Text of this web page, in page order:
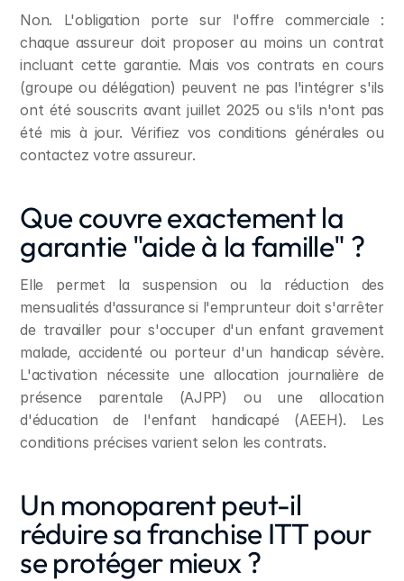
Non. L'obligation porte sur l'offre commerciale :
chaque assureur doit proposer au moins un contrat
incluant cette garantie. Mais vos contrats en cours
(groupe ou délégation) peuvent ne pas l'intégrer s'ils
ont été souscrits avant juillet 2025 ou s'ils n'ont pas
été mis à jour. Vérifiez vos conditions générales ou
contactez votre assureur.
Que couvre exactement la
garantie "aide à la famille" ?
Elle permet la suspension ou la réduction des
mensualités d'assurance si l'emprunteur doit s'arrêter
de travailler pour s'occuper d'un enfant gravement
malade, accidenté ou porteur d'un handicap sévère.
L'activation nécessite une allocation journalière de
présence parentale (AJPP) ou une allocation
d'éducation de l'enfant handicapé (AEEH). Les
conditions précises varient selon les contrats.
Un monoparent peut-il
réduire sa franchise ITT pour
se protéger mieux ?